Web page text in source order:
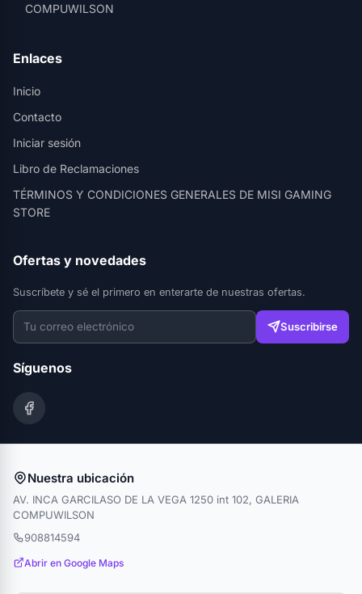
COMPUWILSON
Enlaces
Inicio
Contacto
Iniciar sesión
Libro de Reclamaciones
TÉRMINOS Y CONDICIONES GENERALES DE MISI GAMING
STORE
Ofertas y novedades
Suscríbete y sé el primero en enterarte de nuestras ofertas.
Suscribirse
Síguenos
Nuestra ubicación
AV. INCA GARCILASO DE LA VEGA 1250 int 102, GALERIA
COMPUWILSON
908814594
Abrir en Google Maps